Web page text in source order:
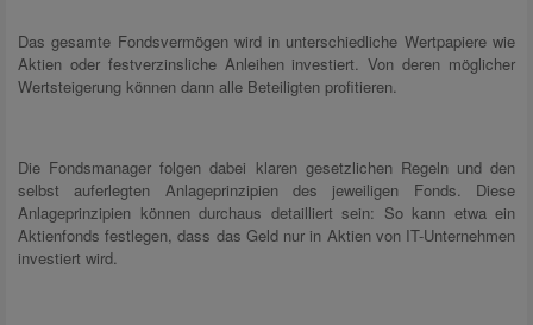
Das gesamte Fondsvermögen wird in unterschiedliche Wertpapiere wie
Aktien oder festverzinsliche Anleihen investiert. Von deren möglicher
Wertsteigerung können dann alle Beteiligten profitieren.
Die Fondsmanager folgen dabei klaren gesetzlichen Regeln und den
selbst auferlegten Anlageprinzipien des jeweiligen Fonds. Diese
Anlageprinzipien können durchaus detailliert sein: So kann etwa ein
Aktienfonds festlegen, dass das Geld nur in Aktien von IT-Unternehmen
investiert wird.